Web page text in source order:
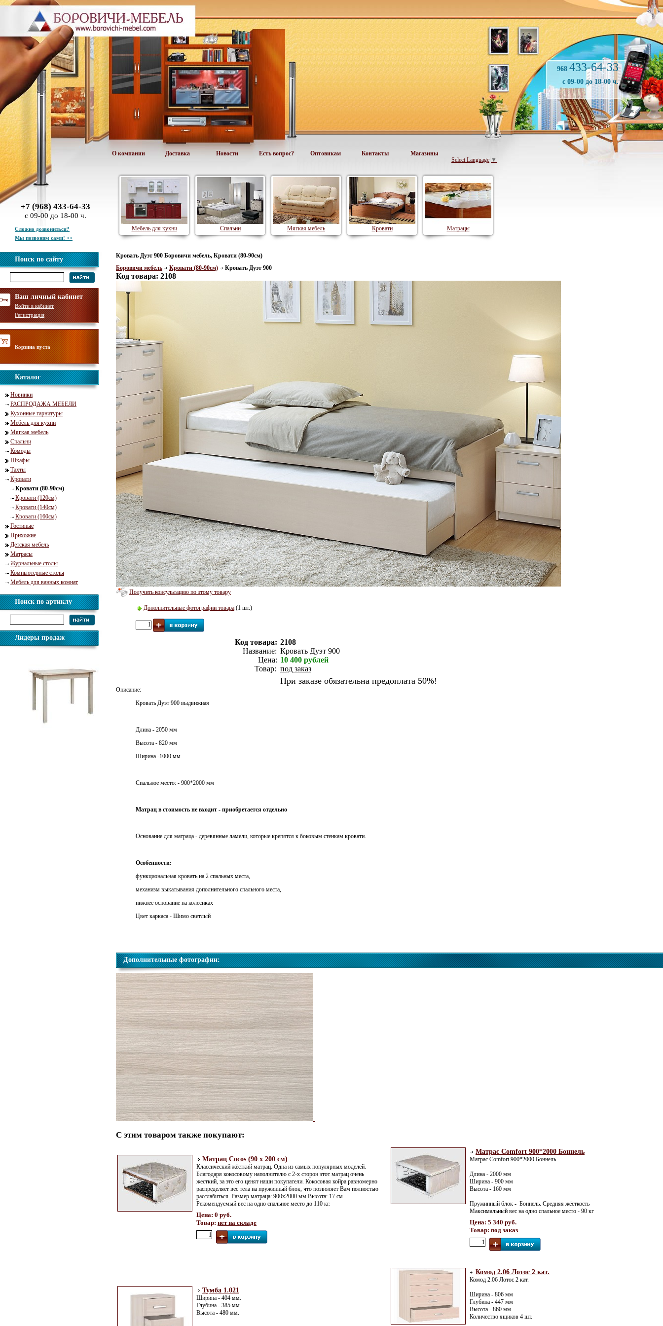
968 433-64-33
с 09-00 до 18-00 ч.
О компании Доставка Новости Есть вопрос? Оптовикам Контакты
Магазины
Select Language ▼
+7 (968) 433-64-33
с 09-00 до 18-00 ч.
Сложно дозвониться?
Мы позвоним сами! >>
Поиск по сайту
Ваш личный кабинет
Войти в кабинет
Регистрация
Корзина пуста
Каталог
Новинки
РАСПРОДАЖА МЕБЕЛИ
Кухонные гарнитуры
Мебель для кухни
Мягкая мебель
Спальни
Комоды
Шкафы
Тахты
Кровати
Кровати (80-90см)
Кровати (120см)
Кровати (140см)
Кровати (160см)
Гостиные
Прихожие
Детская мебель
Матрасы
Журнальные столы
Компьютерные столы
Мебель для ванных комнат
Поиск по артиклу
Лидеры продаж
Мебель для кухни Спальни Мягкая мебель Кровати Матрацы
Кровать Дуэт 900 Боровичи мебель, Кровати (80-90см)
Боровичи мебель
Кровати (80-90см) Кровать Дуэт 900
Код товара: 2108
Получить консультацию по этому товару
Дополнительные фотографии товара (1 шт.)
Код товара: 2108
Название: Кровать Дуэт 900
Цена: 10 400 рублей
Товар: под заказ
При заказе обязательна предоплата 50%!
Описание:
Кровать Дуэт 900 выдвижная
Длина - 2050 мм
Высота - 820 мм
Ширина -1000 мм
Спальное место: - 900*2000 мм
Матрац в стоимость не входит - приобретается отдельно
Основание для матраца - деревянные ламели, которые крепятся к боковым стенкам кровати.
Особенности:
функциональная кровать на 2 спальных места,
механизм выкатывания дополнительного спального места,
нижнее основание на колесиках
Цвет каркаса - Шимо светлый
Дополнительные фотографии:
С этим товаром также покупают:
Матрац Cocos (90 х 200 см)
Классический жёсткий матрац. Одна из самых популярных моделей.
Благодаря кокосовому наполнителю с 2-х сторон этот матрац очень
жесткий, за это его ценят наши покупатели. Кокосовая койра равномерно
распределяет вес тела на пружинный блок, что позволяет Вам полностью
расслабиться. Размер матраца: 900x2000 мм Высота: 17 см
Рекомендуемый вес на одно спальное место до 110 кг.
Цена: 0 руб.
Товар: нет на складе
Матрас Comfort 900*2000 Боннель
Матрас Comfort 900*2000 Боннель
Длина - 2000 мм
Ширина - 900 мм
Высота - 160 мм
Пружинный блок - Боннель. Средняя жёсткость
Максимальный вес на одно спальное место - 90 кг
Цена: 5 340 руб.
Товар: под заказ
Тумба 1.021
Ширина - 404 мм.
Глубина - 385 мм.
Высота - 480 мм.
Комод 2.06 Лотос 2 кат.
Комод 2.06 Лотос 2 кат.
Ширина - 806 мм
Глубина - 447 мм
Высота - 860 мм
Количество ящиков 4 шт.